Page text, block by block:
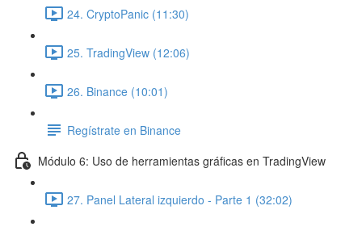
24. CryptoPanic (11:30)
25. TradingView (12:06)
26. Binance (10:01)
Regístrate en Binance
Módulo 6: Uso de herramientas gráficas en TradingView
27. Panel Lateral izquierdo - Parte 1 (32:02)